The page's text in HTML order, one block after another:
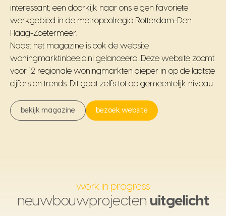
interessant; een doorkijk naar ons eigen favoriete
werkgebied in de metropoolregio Rotterdam-Den
Haag-Zoetermeer.
Naast het magazine is ook de website
woningmarktinbeeld.nl gelanceerd. Deze website zoomt
voor 12 regionale woningmarkten dieper in op de laatste
cijfers en trends. Dit gaat zelfs tot op gemeentelijk niveau.
bekijk magazine bezoek website
work in progress
neuwbouwprojecten uitgelicht